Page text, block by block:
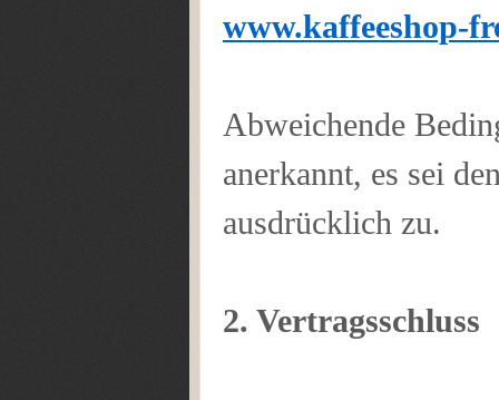
www.kaffeeshop-
Abweichende
anerkannt, es sei
ausdrücklich zu.
2. Vertragsschluss